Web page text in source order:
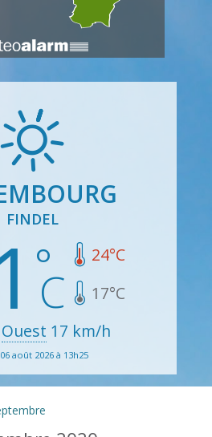
FINDEL
24°C
17°C
Ouest 17 km/h
août 2026 à 13h25